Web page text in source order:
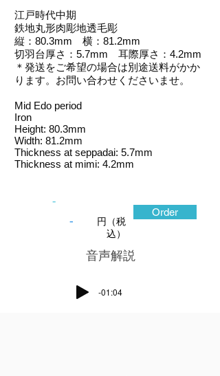
江戸時代中期
鉄地丸形肉彫地透毛彫
縦：80.3mm 横：81.2mm
切羽台厚さ：5.7mm 耳際厚さ：4.2mm
＊発送をご希望の場合は別途送料がかか
ります。お問い合わせくださいませ。
Mid Edo period
Iron
Height: 80.3mm
Width: 81.2mm
Thickness at seppadai: 5.7mm
Thickness at mimi: 4.2mm
-
-
円（税
込）
Order
​音声解説
-01:04